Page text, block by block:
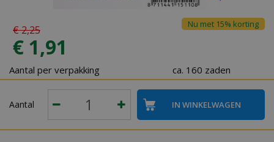
€2,25
€ 1,91
Nu met 15% korting
Aantal per verpakking ca. 160 zaden
Aantal